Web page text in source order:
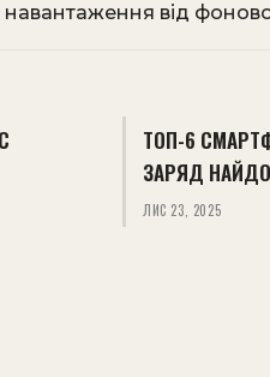
від
ТОП-6
ЗАРЯД
ЛИС 23, 2025